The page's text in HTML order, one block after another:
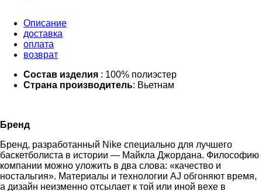
Описание
доставка
оплата
возврат
Состав изделия : 100% полиэстер
Страна производитель: Вьетнам
Бренд
Бренд, разработанный Nike специально для лучшего
баскетболиста в истории — Майкла Джордана. Философию
компании можно уложить в два слова: «качество и
ностальгия». Материалы и технологии AJ обгоняют время,
а дизайн неизменно отсылает к той или иной вехе в